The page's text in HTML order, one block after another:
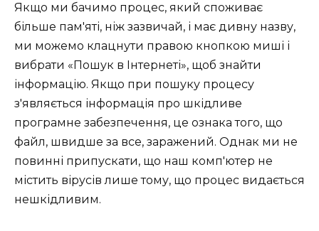
Якщо ми бачимо процес, який споживає
більше пам'яті, ніж зазвичай, і має дивну назву,
ми можемо клацнути правою кнопкою миші і
вибрати «Пошук в Інтернеті», щоб знайти
інформацію. Якщо при пошуку процесу
з'являється інформація про шкідливе
програмне забезпечення, це ознака того, що
файл, швидше за все, заражений. Однак ми не
повинні припускати, що наш комп'ютер не
містить вірусів лише тому, що процес видається
нешкідливим.